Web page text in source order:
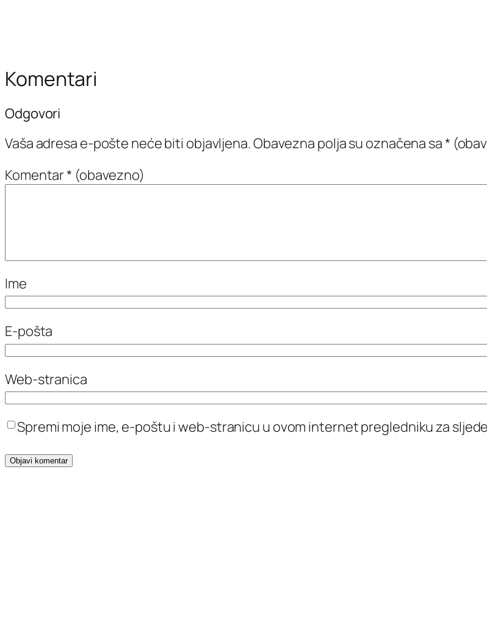
Komentari
Odgovori
Vaša adresa e-pošte neće biti objavljena.Obavezna polja su označena sa*
Komentar* (obavezno)
Ime
E-pošta
Web-stranica
Spremi moje ime, e-poštu i web-stranicu u ovom internet pregledniku za